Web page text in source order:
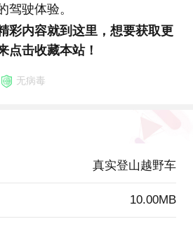
驾驶体验。
彩内容就到这里，想要获取更
点击收藏本站！
无病毒
真实登山越野车
10.00MB